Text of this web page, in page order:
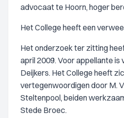
advocaat te Hoorn, hoger
Het College heeft een
Het onderzoek ter zitting
april 2009. Voor appellante is
Deijkers. Het College heeft
vertegenwoordigen door M.
Steltenpool, beiden
Stede Broec.